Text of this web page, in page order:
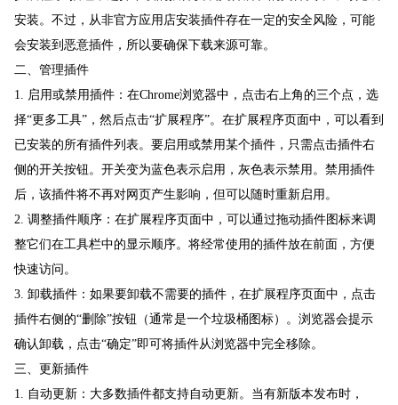
安装。不过，从非官方应用店安装插件存在一定的安全风险，可能
会安装到恶意插件，所以要确保下载来源可靠。
二、管理插件
1. 启用或禁用插件：在Chrome浏览器中，点击右上角的三个点，选
择“更多工具”，然后点击“扩展程序”。在扩展程序页面中，可以看到
已安装的所有插件列表。要启用或禁用某个插件，只需点击插件右
侧的开关按钮。开关变为蓝色表示启用，灰色表示禁用。禁用插件
后，该插件将不再对网页产生影响，但可以随时重新启用。
2. 调整插件顺序：在扩展程序页面中，可以通过拖动插件图标来调
整它们在工具栏中的显示顺序。将经常使用的插件放在前面，方便
快速访问。
3. 卸载插件：如果要卸载不需要的插件，在扩展程序页面中，点击
插件右侧的“删除”按钮（通常是一个垃圾桶图标）。浏览器会提示
确认卸载，点击“确定”即可将插件从浏览器中完全移除。
三、更新插件
1. 自动更新：大多数插件都支持自动更新。当有新版本发布时，